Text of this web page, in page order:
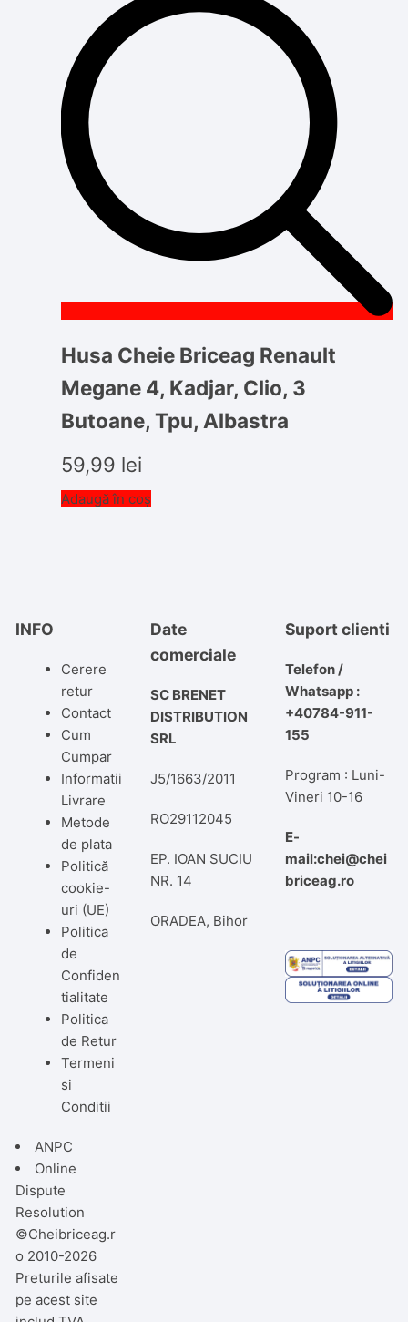
Husa Cheie Briceag Renault
Megane 4, Kadjar, Clio, 3
Butoane, Tpu, Albastra
59,99 lei
Adaugă în coș
INFO
Cerere
retur
Contact
Cum
Cumpar
Informatii
Livrare
Metode
de plata
Politică
cookie-
uri (UE)
Politica
de
Confiden
tialitate
Politica
de Retur
Termeni
si
Conditii
ANPC
Online
Dispute
Resolution
Date
comerciale
SC BRENET
DISTRIBUTION
SRL
J5/1663/2011
RO29112045
EP. IOAN SUCIU
NR. 14
ORADEA, Bihor
Suport clienti
Telefon /
Whatsapp :
+40784-911-
155
Program : Luni-
Vineri 10-16
E-
mail:chei@chei
briceag.ro
©Cheibriceag.r
o 2010-2026
Preturile afisate
pe acest site